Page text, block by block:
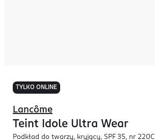
TYLKO ONLINE
Lancôme
Teint Idole Ultra Wear
Podkład do twarzy, kryjący, SPF 35, nr 220C